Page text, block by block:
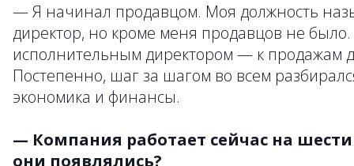
— Я начинал продавцом. Моя должность
директор, но кроме меня продавцов не было.
исполнительным директором — к продажам
Постепенно, шаг за шагом во всем
экономика и финансы.
— Компания работает сейчас на
они появлялись?